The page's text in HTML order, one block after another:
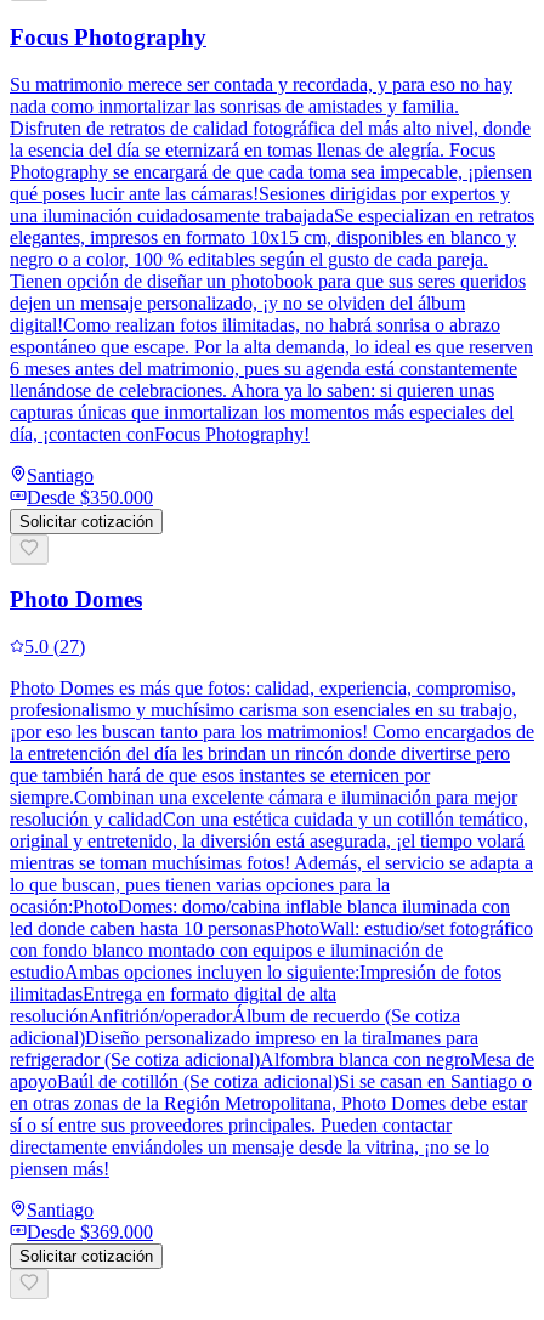
Focus Photography
Su matrimonio merece ser contada y recordada, y para eso no hay
nada como inmortalizar las sonrisas de amistades y familia.
Disfruten de retratos de calidad fotográfica del más alto nivel, donde
la esencia del día se eternizará en tomas llenas de alegría. Focus
Photography se encargará de que cada toma sea impecable, ¡piensen
qué poses lucir ante las cámaras!Sesiones dirigidas por expertos y
una iluminación cuidadosamente trabajadaSe especializan en retratos
elegantes, impresos en formato 10x15 cm, disponibles en blanco y
negro o a color, 100 % editables según el gusto de cada pareja.
Tienen opción de diseñar un photobook para que sus seres queridos
dejen un mensaje personalizado, ¡y no se olviden del álbum
digital!Como realizan fotos ilimitadas, no habrá sonrisa o abrazo
espontáneo que escape. Por la alta demanda, lo ideal es que reserven
6 meses antes del matrimonio, pues su agenda está constantemente
llenándose de celebraciones. Ahora ya lo saben: si quieren unas
capturas únicas que inmortalizan los momentos más especiales del
día, ¡contacten conFocus Photography!
Santiago
Desde $350.000
Solicitar cotización
Photo Domes
5.0 (27)
Photo Domes es más que fotos: calidad, experiencia, compromiso,
profesionalismo y muchísimo carisma son esenciales en su trabajo,
¡por eso les buscan tanto para los matrimonios! Como encargados de
la entretención del día les brindan un rincón donde divertirse pero
que también hará de que esos instantes se eternicen por
siempre.Combinan una excelente cámara e iluminación para mejor
resolución y calidadCon una estética cuidada y un cotillón temático,
original y entretenido, la diversión está asegurada, ¡el tiempo volará
mientras se toman muchísimas fotos! Además, el servicio se adapta a
lo que buscan, pues tienen varias opciones para la
ocasión:PhotoDomes: domo/cabina inflable blanca iluminada con
led donde caben hasta 10 personasPhotoWall: estudio/set fotográfico
con fondo blanco montado con equipos e iluminación de
estudioAmbas opciones incluyen lo siguiente:Impresión de fotos
ilimitadasEntrega en formato digital de alta
resoluciónAnfitrión/operadorÁlbum de recuerdo (Se cotiza
adicional)Diseño personalizado impreso en la tiraImanes para
refrigerador (Se cotiza adicional)Alfombra blanca con negroMesa de
apoyoBaúl de cotillón (Se cotiza adicional)Si se casan en Santiago o
en otras zonas de la Región Metropolitana, Photo Domes debe estar
sí o sí entre sus proveedores principales. Pueden contactar
directamente enviándoles un mensaje desde la vitrina, ¡no se lo
piensen más!
Santiago
Desde $369.000
Solicitar cotización